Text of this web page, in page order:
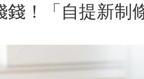
錢！「自提新制